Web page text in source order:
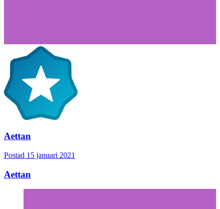
Aettan
Postad 15 januari 2021
Aettan